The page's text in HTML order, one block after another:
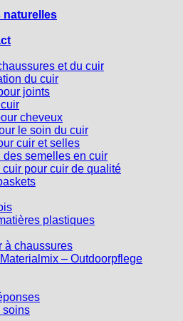
naturelles
et du cuir
du cuir
joints
cheveux
le soin du cuir
cuir et selles
des semelles en cuir
cuir pour cuir de qualité
plastiques
à chaussures
– Outdoorpflege
soins